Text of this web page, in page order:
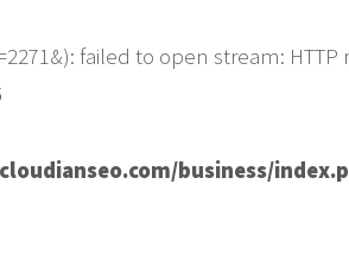
failed to open stream: HTTP
business/